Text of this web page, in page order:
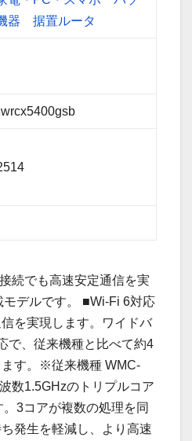
器
据置ルータ
続でも高速安定通信を実
デルです。 ■Wi-Fi 6対応
を実現します。ワイドバ
で、従来機種と比べて約4
す。※従来機種 WMC-
数1.5GHzのトリプルコア
3コアが複数の処理を同
発生を軽減し、より高速